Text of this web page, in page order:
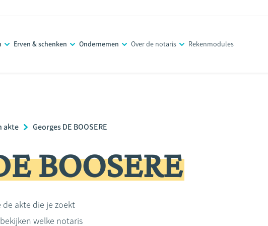
Erven & schenken Ondernemen Over de notaris Rekenmodules
akte Georges DE BOOSERE
BOOSERE
akte die je zoekt
welke notaris